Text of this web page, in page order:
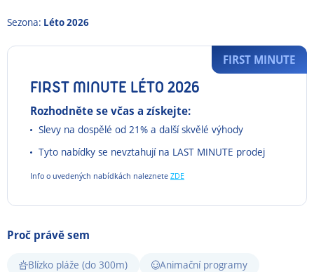
Sezona: Léto 2026
FIRST MINUTE LÉTO 2026
Rozhodněte se včas a získejte:
Slevy na dospělé od 21% a další skvělé výhody
Tyto nabídky se nevztahují na LAST MINUTE prodej
Info o uvedených nabídkách naleznete ZDE
FIRST MINUTE
Proč právě sem
Blízko pláže (do 300m)
Animační programy